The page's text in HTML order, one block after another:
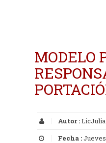
MODELO
Autor :LicJulia
Fecha :Jueves